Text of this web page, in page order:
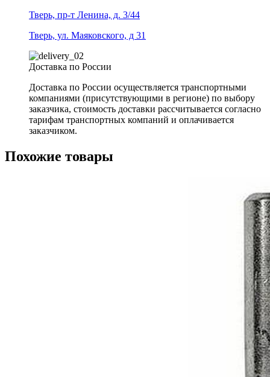
Тверь, пр-т Ленина, д. 3/44
Тверь, ул. Маяковского, д 31
Доставка по России
Доставка по России осуществляется транспортными
компаниями (присутствующими в регионе) по выбору
заказчика, стоимость доставки рассчитывается согласно
тарифам транспортных компаний и оплачивается
заказчиком.
Похожие товары